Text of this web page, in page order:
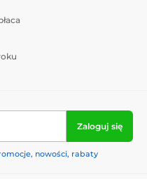
Zaloguj się
nowości, rabaty